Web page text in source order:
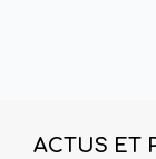
ACTUS ET